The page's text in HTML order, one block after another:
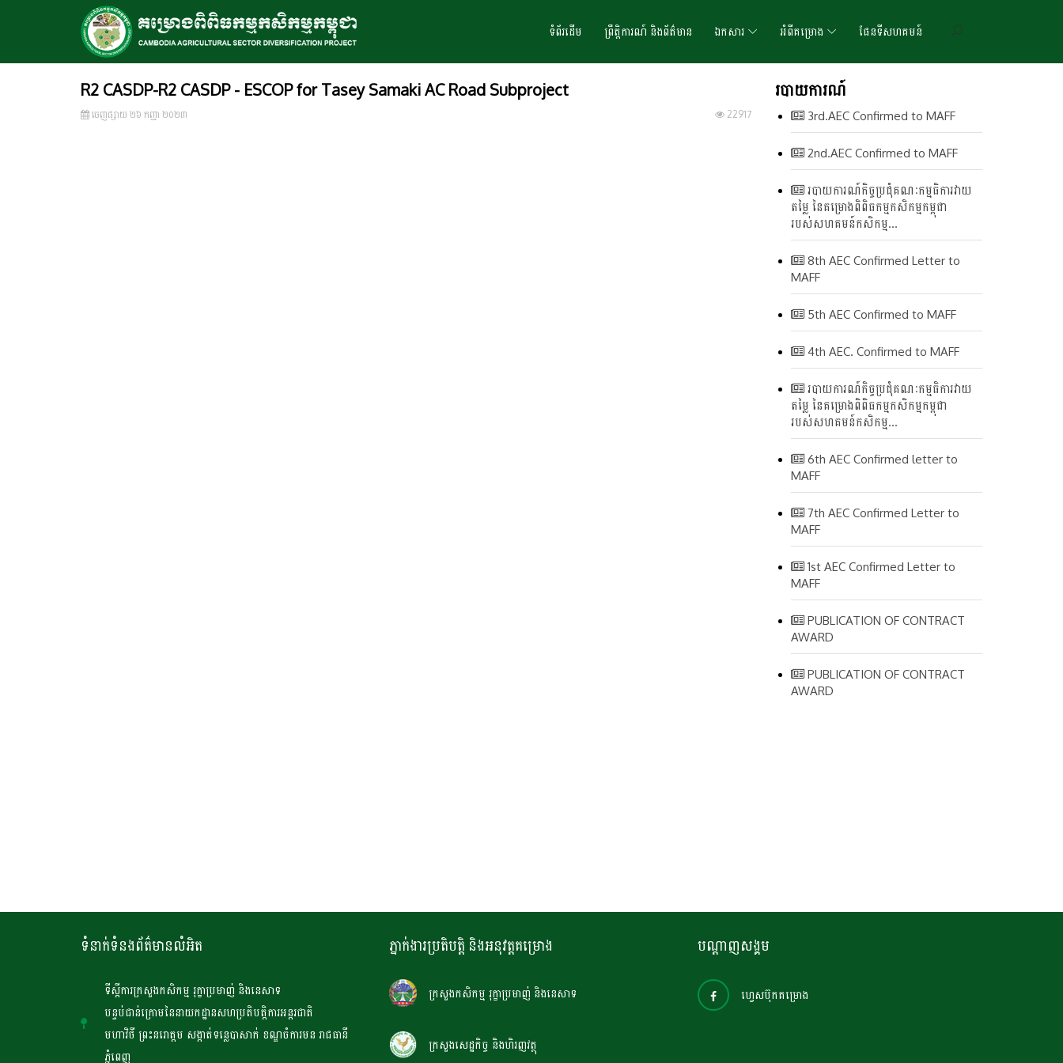
ទំព័រដើម ព្រឹត្តិការណ៍ និងព័ត៌មាន ឯកសារ អំពីគម្រោង ផែនទីសហគមន៍
R2 CASDP-R2 CASDP - ESCOP for Tasey Samaki AC Road Subproject
ចេញ​ផ្សាយ​ ២៦ កញ្ញា ២០២៣ 22917
របាយការណ៍
3rd.AEC Confirmed to MAFF
2nd.AEC Confirmed to MAFF
របាយការណ៍កិច្ចប្រជុំគណៈកម្មធិការវាយ
តម្លៃ នៃគម្រោងពិពិធកម្មកសិកម្មកម្ពុជា
របស់សហគមន៍កសិកម្ម...
8th AEC Confirmed Letter to
MAFF
5th AEC Confirmed to MAFF
4th AEC. Confirmed to MAFF
របាយការណ៍កិច្ចប្រជុំគណៈកម្មធិការវាយ
តម្លៃ នៃគម្រោងពិពិធកម្មកសិកម្មកម្ពុជា
របស់សហគមន៍កសិកម្ម...
6th AEC Confirmed letter to
MAFF
7th AEC Confirmed Letter to
MAFF
1st AEC Confirmed Letter to
MAFF
PUBLICATION OF CONTRACT
AWARD
PUBLICATION OF CONTRACT
AWARD
ទំនាក់ទំនងព័ត៌មានលំអិត
ទីស្តីការក្រសួងកសិកម្ម រុក្ខាប្រមាញ់ និងនេសាទ
បន្ទប់ជាន់ក្រោមនៃនាយកដ្ឋានសហប្រតិបត្តិការអន្តរជាតិ
មហាវិថី ព្រះនរោត្តម សង្កាត់ទន្លេបាសាក់ ខណ្ឌចំការមន រាជធានី
ភ្នំពេញ
ភ្នាក់ងារប្រតិបត្តិ និងអនុវត្តគម្រោង
ក្រសួងកសិកម្ម រុក្ខាប្រមាញ់ និងនេសាទ
ក្រសួងសេដ្ឋកិច្ច និងហិរញវត្ថុ
បណ្តាញសង្គម
ហ្វេសប៊ុកគម្រោង